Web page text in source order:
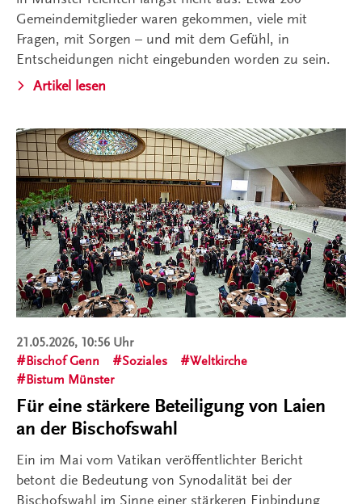
Gemeindemitglieder waren gekommen, viele mit
Fragen, mit Sorgen – und mit dem Gefühl, in
Entscheidungen nicht eingebunden worden zu sein.
Artikel lesen
21.05.2026, 10:56 Uhr
Bischof Genn
Soziales
Weltkirche
Bistum Münster
Für eine stärkere Beteiligung von Laien
an der Bischofswahl
Ein im Mai vom Vatikan veröffentlichter Bericht
betont die Bedeutung von Synodalität bei der
Bischofswahl im Sinne einer stärkeren Einbindung